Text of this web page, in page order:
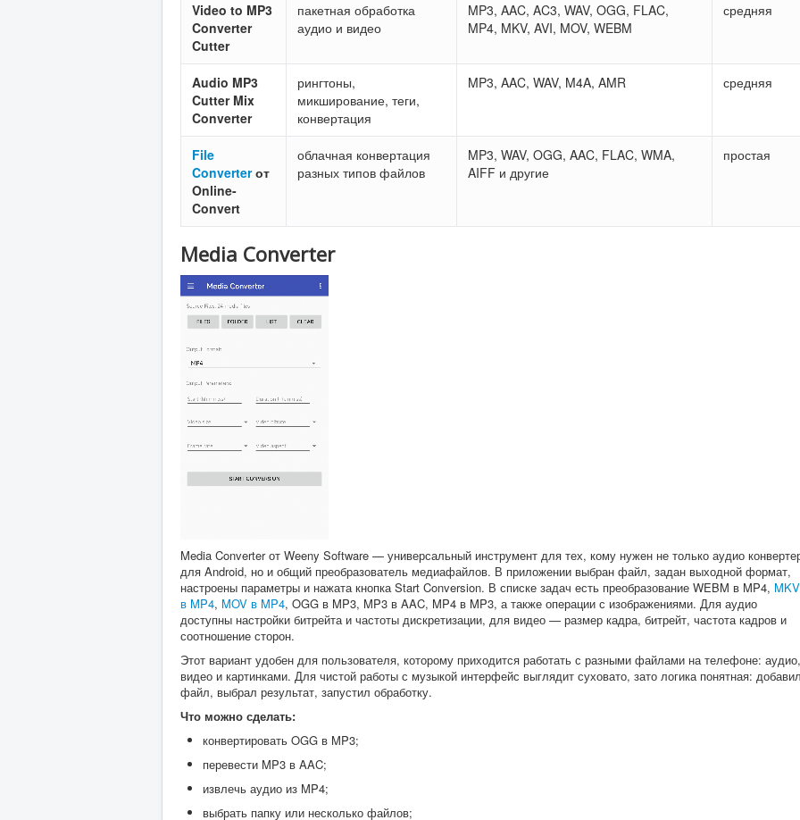
Video to MP3
Converter
Cutter
пакетная обработка
аудио и видео
MP3, AAC, AC3, WAV, OGG, FLAC,
MP4, MKV, AVI, MOV, WEBM
средняя
Audio MP3
Cutter Mix
Converter
рингтоны,
микширование, теги,
конвертация
MP3, AAC, WAV, M4A, AMR средняя
File
Converterот
Online-
Convert
облачная конвертация
разных типов файлов
MP3, WAV, OGG, AAC, FLAC, WMA,
AIFF и другие
простая
Media Converter
Media Converter от Weeny Software — универсальный инструмент для тех, кому нужен не только аудио
для Android, но и общий преобразователь медиафайлов. В приложении выбран файл, задан выходной формат,
настроены параметры и нажата кнопка Start Conversion. В списке задач есть преобразование WEBM в MP4, MKV
в MP4, MOV в MP4, OGG в MP3, MP3 в AAC, MP4 в MP3, а также операции с изображениями. Для аудио
доступны настройки битрейта и частоты дискретизации, для видео — размер кадра, битрейт, частота кадров и
соотношение сторон.
Этот вариант удобен для пользователя, которому приходится работать с разными файлами на телефоне: аудио,
видео и картинками. Для чистой работы с музыкой интерфейс выглядит суховато, зато логика понятная:
файл, выбрал результат, запустил обработку.
Что можно сделать:
конвертировать OGG в MP3;
перевести MP3 в AAC;
извлечь аудио из MP4;
выбрать папку или несколько файлов;